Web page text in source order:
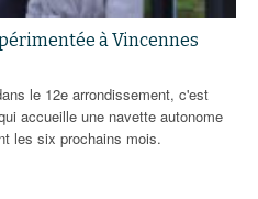
à Vincennes
le 12e arrondissement, c'est
accueille une navette autonome
les six prochains mois.